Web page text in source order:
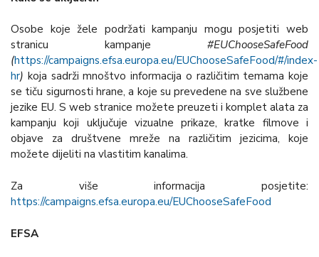
Osobe koje žele podržati kampanju mogu posjetiti web
stranicu kampanje #EUChooseSafeFood
(https://campaigns.efsa.europa.eu/EUChooseSafeFood/#/index-
hr) koja sadrži mnoštvo informacija o različitim temama koje
se tiču sigurnosti hrane, a koje su prevedene na sve službene
jezike EU. S web stranice možete preuzeti i komplet alata za
kampanju koji uključuje vizualne prikaze, kratke filmove i
objave za društvene mreže na različitim jezicima, koje
možete dijeliti na vlastitim kanalima.
Za više informacija posjetite:
https://campaigns.efsa.europa.eu/EUChooseSafeFood
EFSA